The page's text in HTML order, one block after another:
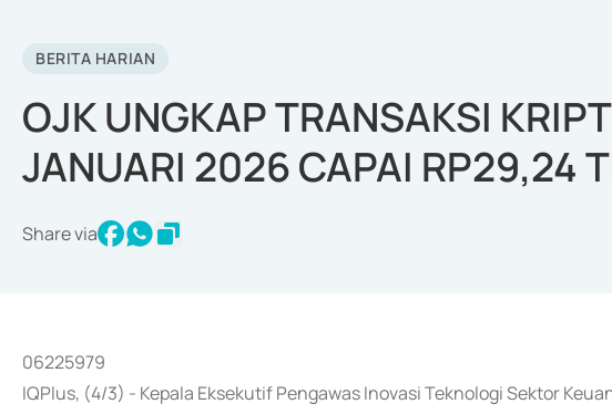
BERITA HARIAN
OJK UNGKAP TRANSAKSI
JANUARI 2026 CAPAI RP29,24
Share via
06225979
IQPlus, (4/3) - Kepala Eksekutif Pengawas Inovasi Teknologi Sektor